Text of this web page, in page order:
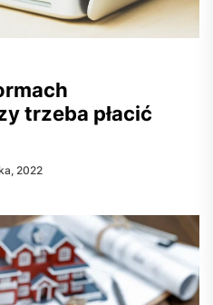
trzeba płacić
2022